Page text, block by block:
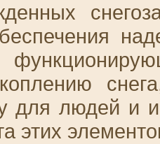
для людей и
этих